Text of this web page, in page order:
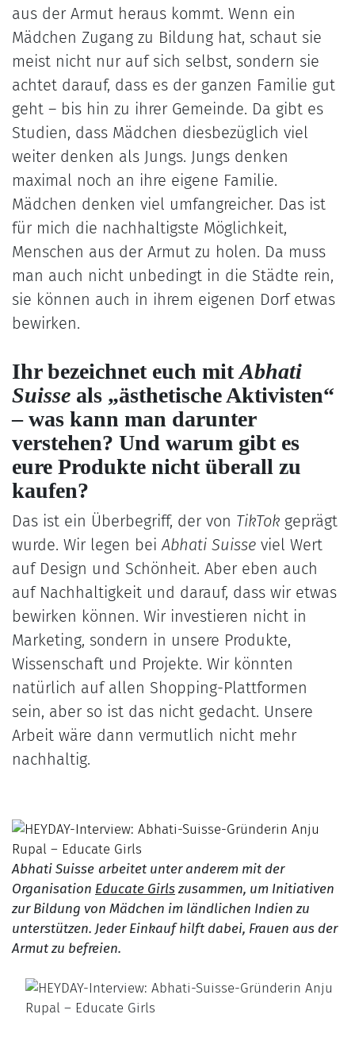
aus der Armut heraus kommt. Wenn ein
Mädchen Zugang zu Bildung hat, schaut sie
meist nicht nur auf sich selbst, sondern sie
achtet darauf, dass es der ganzen Familie gut
geht – bis hin zu ihrer Gemeinde. Da gibt es
Studien, dass Mädchen diesbezüglich viel
weiter denken als Jungs. Jungs denken
maximal noch an ihre eigene Familie.
Mädchen denken viel umfangreicher. Das ist
für mich die nachhaltigste Möglichkeit,
Menschen aus der Armut zu holen. Da muss
man auch nicht unbedingt in die Städte rein,
sie können auch in ihrem eigenen Dorf etwas
bewirken.
Ihr bezeichnet euch mitAbhati
Suisse als „ästhetische Aktivisten“
– was kann man darunter
verstehen? Und warum gibt es
eure Produkte nicht überall zu
kaufen?
Das ist ein Überbegriff, der von TikTok geprägt
wurde. Wir legen beiAbhati Suisse viel Wert
auf Design und Schönheit. Aber eben auch
auf Nachhaltigkeit und darauf, dass wir etwas
bewirken können. Wir investieren nicht in
Marketing, sondern in unsere Produkte,
Wissenschaft und Projekte. Wir könnten
natürlich auf allen Shopping-Plattformen
sein, aber so ist das nicht gedacht. Unsere
Arbeit wäre dann vermutlich nicht mehr
nachhaltig.
Abhati Suisse arbeitet unter anderem mit der
Organisation Educate Girlszusammen, um Initiativen
zur Bildung von Mädchen im ländlichen Indien zu
unterstützen. Jeder Einkauf hilft dabei, Frauen aus der
Armut zu befreien.